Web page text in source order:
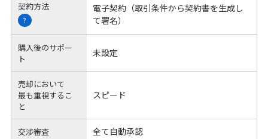
契約方法
?
電子契約（取引条件から契約書を生成し
て署名）
購入後のサポー
ト
未設定
売却において
最も重視するこ
と
スピード
交渉審査 全て自動承認